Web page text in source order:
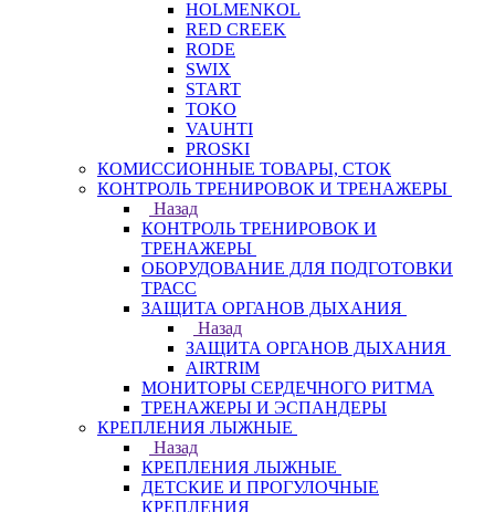
HOLMENKOL
RED CREEK
RODE
SWIX
START
TOKO
VAUHTI
PROSKI
КОМИССИОННЫЕ ТОВАРЫ, СТОК
КОНТРОЛЬ ТРЕНИРОВОК И ТРЕНАЖЕРЫ
Назад
КОНТРОЛЬ ТРЕНИРОВОК И
ТРЕНАЖЕРЫ
ОБОРУДОВАНИЕ ДЛЯ ПОДГОТОВКИ
ТРАСС
ЗАЩИТА ОРГАНОВ ДЫХАНИЯ
Назад
ЗАЩИТА ОРГАНОВ ДЫХАНИЯ
AIRTRIM
МОНИТОРЫ СЕРДЕЧНОГО РИТМА
ТРЕНАЖЕРЫ И ЭСПАНДЕРЫ
КРЕПЛЕНИЯ ЛЫЖНЫЕ
Назад
КРЕПЛЕНИЯ ЛЫЖНЫЕ
ДЕТСКИЕ И ПРОГУЛОЧНЫЕ
КРЕПЛЕНИЯ